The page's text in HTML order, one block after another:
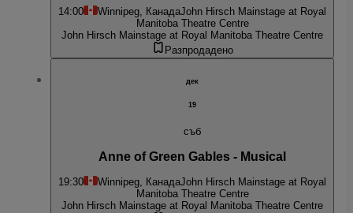
14:00 Winnipeg, КанадаJohn Hirsch Mainstage at Royal
Manitoba Theatre Centre
John Hirsch Mainstage at Royal Manitoba Theatre Centre
Разпродадено
дек
19
съб
Anne of Green Gables - Musical
19:30 Winnipeg, КанадаJohn Hirsch Mainstage at Royal
Manitoba Theatre Centre
John Hirsch Mainstage at Royal Manitoba Theatre Centre